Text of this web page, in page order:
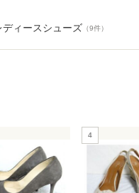
ディースシューズ （9件）
4